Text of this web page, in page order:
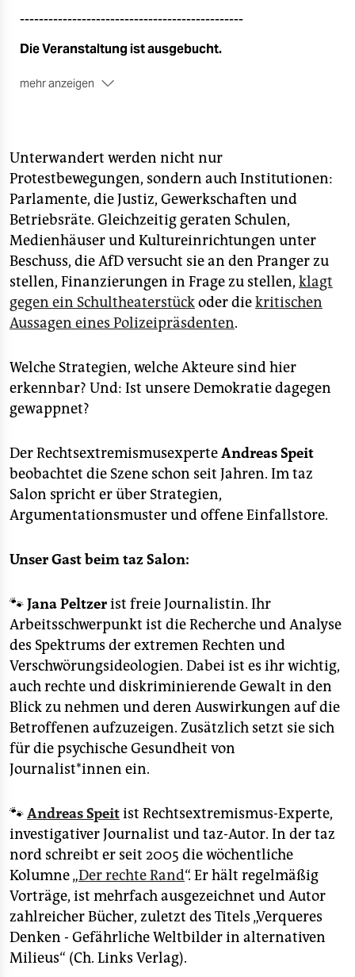
-----------------------------------------------
Die Veranstaltung ist ausgebucht.
mehr anzeigen
Ticket möglich. Wir bitten Sie daher um eine
Anmeldung über das unten aufgeführte Ticket-Portal.
Unterwandert werden nicht nur
Protestbewegungen, sondern auch Institutionen:
Parlamente, die Justiz, Gewerkschaften und
Betriebsräte. Gleichzeitig geraten Schulen,
Medienhäuser und Kultureinrichtungen unter
Beschuss, die AfD versucht sie an den Pranger zu
stellen, Finanzierungen in Frage zu stellen, klagt
gegen ein Schultheaterstückoder diekritischen
Aussagen eines Polizeipräsdenten.
Welche Strategien, welche Akteure sind hier
erkennbar? Und: Ist unsere Demokratie dagegen
gewappnet?
Der RechtsextremismusexperteAndreas Speit
beobachtet die Szene schon seit Jahren. Im taz
Salon spricht er über Strategien,
Argumentationsmuster und offene Einfallstore.
Unser Gast beim taz Salon:
🐾Jana Peltzerist freie Journalistin. Ihr
Arbeitsschwerpunkt ist die Recherche und Analyse
des Spektrums der extremen Rechten und
Verschwörungsideologien. Dabei ist es ihr wichtig,
auch rechte und diskriminierende Gewalt in den
Blick zu nehmen und deren Auswirkungen auf die
Betroffenen aufzuzeigen. Zusätzlich setzt sie sich
für die psychische Gesundheit von
Journalist*innen ein.
🐾Andreas Speitist Rechtsextremismus-Experte,
investigativer Journalist und taz-Autor. In der taz
nord schreibt er seit 2005 die wöchentliche
Kolumne „Der rechte Rand“. Er hält regelmäßig
Vorträge, ist mehrfach ausgezeichnet und Autor
zahlreicher Bücher, zuletzt des Titels „Verqueres
Denken - Gefährliche Weltbilder in alternativen
Milieus“ (Ch. Links Verlag).